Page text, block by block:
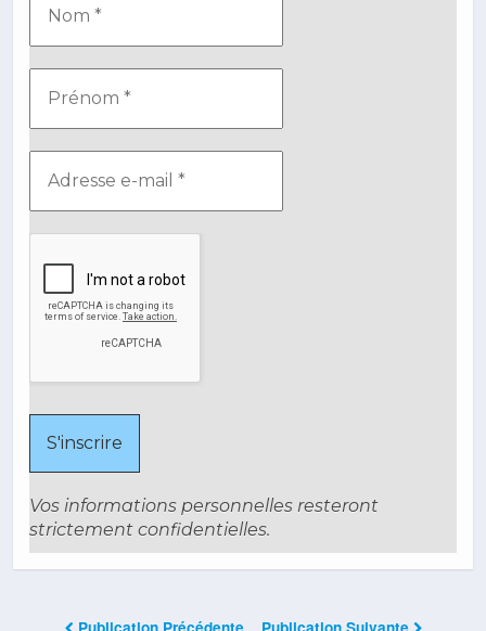
Vos informations personnelles resteront
strictement confidentielles.